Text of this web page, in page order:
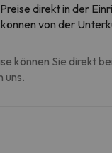
direkt in der
von der
können Sie direkt
uns.